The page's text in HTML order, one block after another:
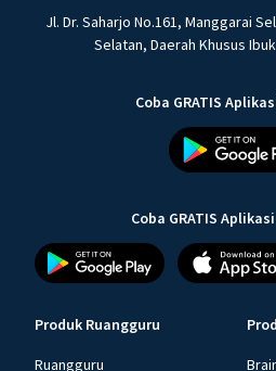
Jl. Dr. Saharjo No.161, Manggarai
Selatan, Daerah Khusus
Coba GRATIS
Coba GRATIS
Produk Ruangguru
Ruangguru